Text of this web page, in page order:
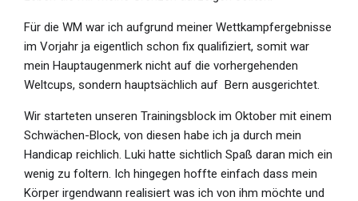
Für die WM war ich aufgrund meiner Wettkampfergebnisse
im Vorjahr ja eigentlich schon fix qualifiziert, somit war
mein Hauptaugenmerk nicht auf die vorhergehenden
Weltcups, sondern hauptsächlich auf Bern ausgerichtet.
Wir starteten unseren Trainingsblock im Oktober mit einem
Schwächen-Block, von diesen habe ich ja durch mein
Handicap reichlich. Luki hatte sichtlich Spaß daran mich ein
wenig zu foltern. Ich hingegen hoffte einfach dass mein
Körper irgendwann realisiert was ich von ihm möchte und